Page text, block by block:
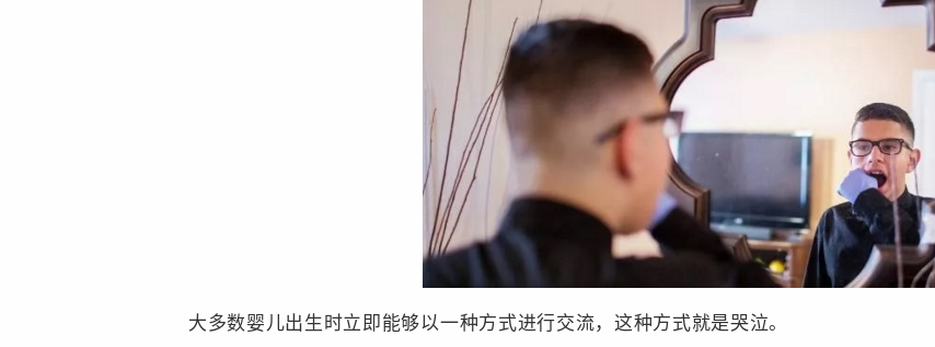
大多数婴儿出生时立即能够以一种方式进行交流，这种方式就是哭泣。